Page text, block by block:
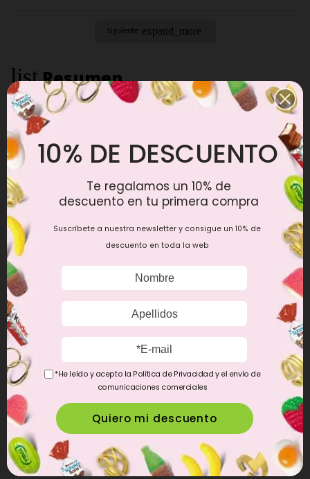
Siguiente expand_more
listResumen
Lista de componentes
Elige el Dulce
No seleccionado
personalización
antes de poder realizar el pedido
Favorito 1
CONCEPTO
OBJETIVO
En Lambala nos encanta hacer felices a las personas de una
forma original y divertida. Por eso hemos creado un regalo
10% DE DESCUENTO
Te regalamos un 10% de
descuento en tu primera compra
Suscríbete a nuestra newsletter y consigue un 10% de
descuento en toda la web
*He leído y acepto la Política de Privacidad y el envío de
comunicaciones comerciales